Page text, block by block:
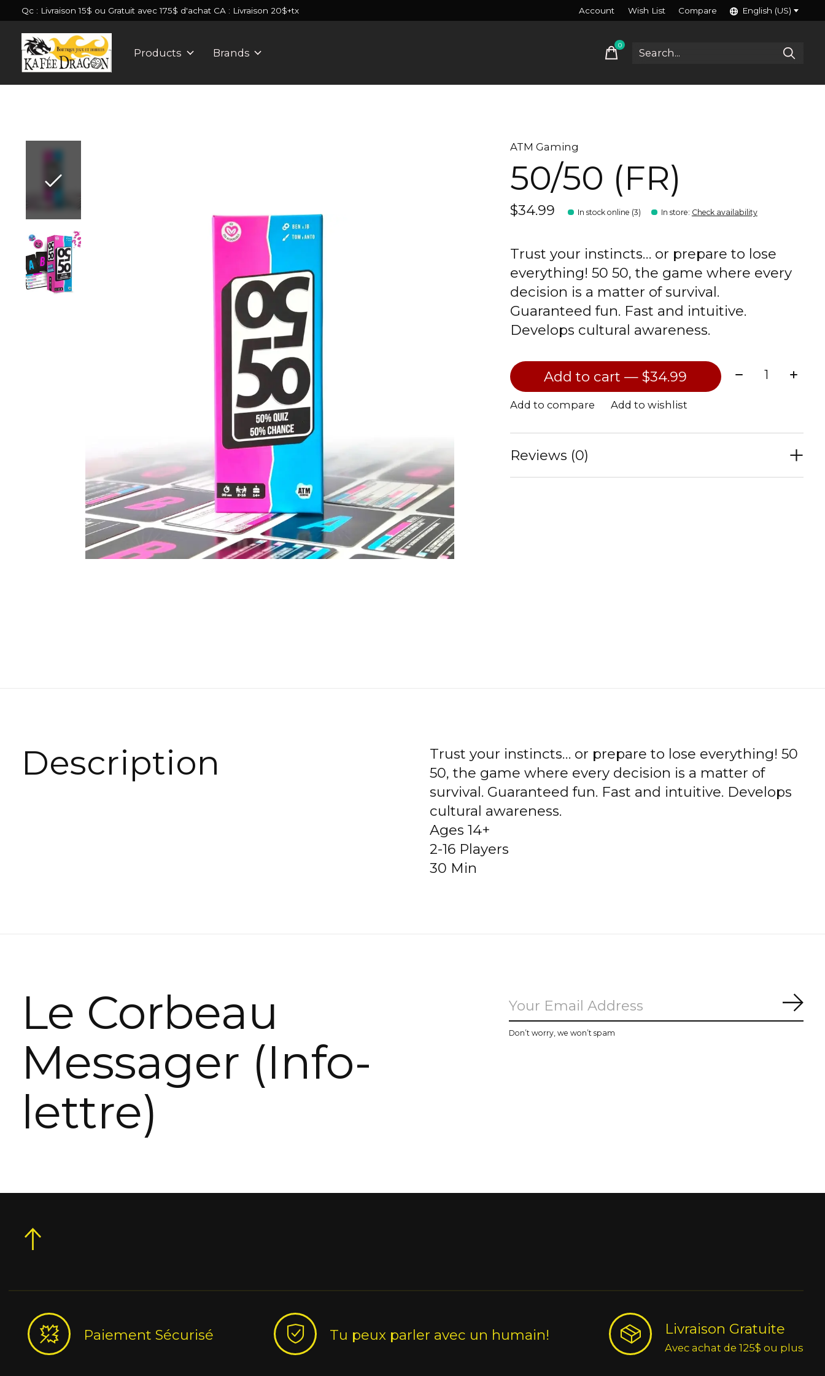
Qc : Livraison 15$ ou Gratuit avec 175$ d'achat CA : Livraison 20$+tx Account Wish List Compare English (US)
Products Brands
0items
ATM Gaming
50/50 (FR)
$34.99 In stock online (3) In store: Check availability
Trust your instincts… or prepare to lose
everything! 50 50, the game where every
decision is a matter of survival.
Guaranteed fun. Fast and intuitive.
Develops cultural awareness.
Add to cart — $34.99 Quantity:
Add to compare Add to wishlist
Reviews (0)
Description
Trust your instincts… or prepare to lose everything! 50
50, the game where every decision is a matter of
survival. Guaranteed fun. Fast and intuitive. Develops
cultural awareness.
Ages 14+
2-16 Players
30 Min
Le Corbeau
Messager (Info-
lettre)
Don’t worry, we won’t spam
Paiement Sécurisé Tu peux parler avec un humain! Livraison Gratuite
Avec achat de 125$ ou plus